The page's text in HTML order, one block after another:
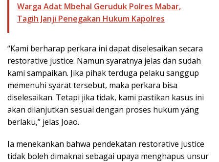
Warga Adat Mbehal Geruduk Polres Mabar,
Tagih Janji Penegakan Hukum Kapolres
“Kami berharap perkara ini dapat diselesaikan secara
restorative justice. Namun syaratnya jelas dan sudah
kami sampaikan. Jika pihak terduga pelaku sanggup
memenuhi syarat tersebut, maka perkara bisa
diselesaikan. Tetapi jika tidak, kami pastikan kasus ini
akan dilanjutkan sesuai dengan proses hukum yang
berlaku,” jelas Joao.
Ia menekankan bahwa pendekatan restorative justice
tidak boleh dimaknai sebagai upaya menghapus unsur